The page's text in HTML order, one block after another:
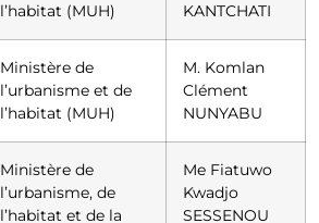
l’habitat (MUH)
KANTCHATI
Ministère de
l’urbanisme et de
l’habitat (MUH)
M. Komlan
Clément
NUNYABU
Ministère de
l’urbanisme, de
l’habitat et de la
Me Fiatuwo
Kwadjo
SESSENOU